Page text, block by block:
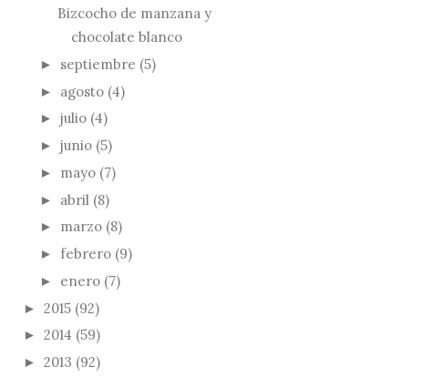
Bizcocho de manzana y
chocolate blanco
► septiembre (5)
► agosto (4)
► julio (4)
► junio (5)
► mayo (7)
► abril (8)
► marzo (8)
► febrero (9)
► enero (7)
► 2015 (92)
► 2014 (59)
► 2013 (92)